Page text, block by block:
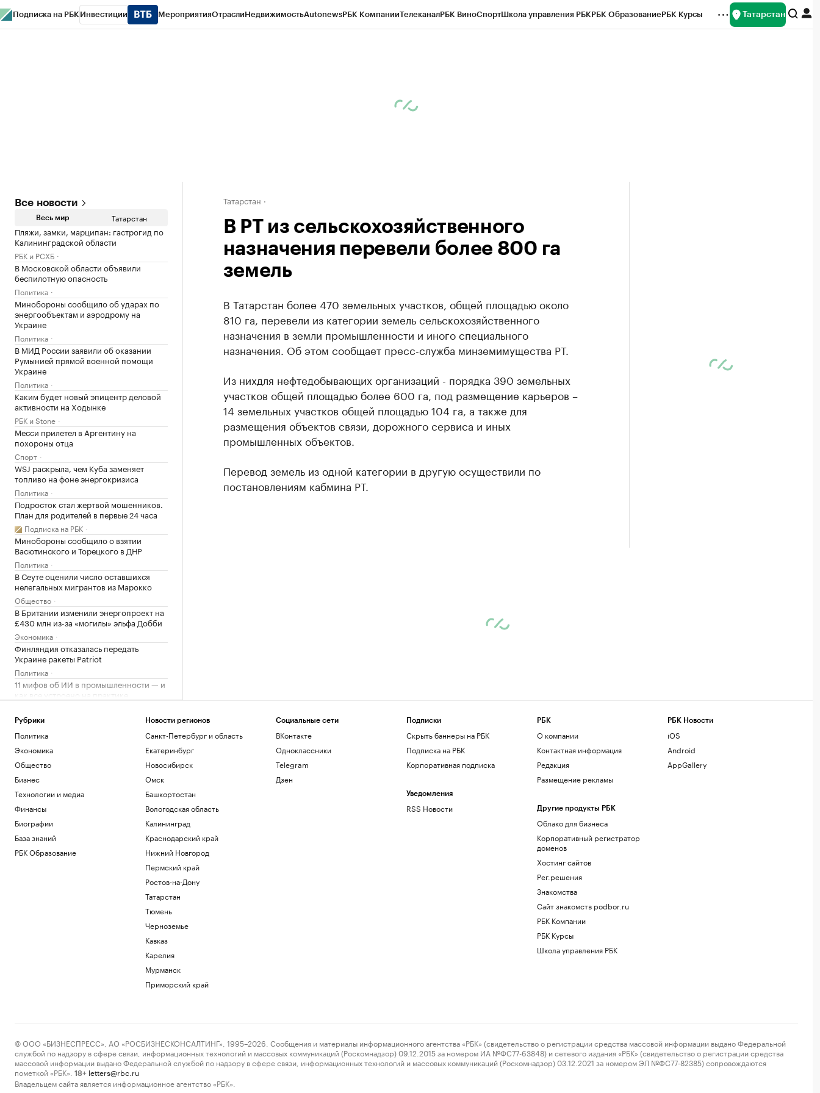
Подписка на РБК Инвестиции МероприятияОтраслиНедвижимостьAutonewsРБК КомпанииТелеканалРБК ВиноСпортШкола управления РБКРБК ОбразованиеРБК Курсы Татарстан
Все новости
Весь мир Татарстан
Пляжи, замки, марципан: гастрогид по
Калининградской области
РБК и РСХБ
В Московской области объявили
беспилотную опасность
Политика
Минобороны сообщило об ударах по
энергообъектам и аэродрому на
Украине
Политика
В МИД России заявили об оказании
Румынией прямой военной помощи
Украине
Политика
Каким будет новый эпицентр деловой
активности на Ходынке
РБК и Stone
Месси прилетел в Аргентину на
похороны отца
Спорт
WSJ раскрыла, чем Куба заменяет
топливо на фоне энергокризиса
Политика
Подросток стал жертвой мошенников.
План для родителей в первые 24 часа
Подписка на РБК
Минобороны сообщило о взятии
Васютинского и Торецкого в ДНР
Политика
В Сеуте оценили число оставшихся
нелегальных мигрантов из Марокко
Общество
В Британии изменили энергопроект на
£430 млн из-за «могилы» эльфа Добби
Экономика
Финляндия отказалась передать
Украине ракеты Patriot
Политика
11 мифов об ИИ в промышленности — и
СК возбудил дело о теракте после
атаки ВСУ на Белгород
С прокрастинацией меньше
зарабатывают и чаще болеют. Можно ли
ее победить
На западе Словакии объявили режим
ЧС из-за пожара на военном полигоне
Общество
В разные корзины: как сберечь
накопления в период турбулентности
В Белгороде повреждены около 30
Как за 6 недель настроить свой мозг на
жизнь мечты — идеи нейрохирурга
«Смерть Голливуда». Кто и как срывает
Татарстан
В РТ из сельскохозяйственного
назначения перевели более 800 га
земель
В Татарстан более 470 земельных участков, общей площадью около
810 га, перевели из категории земель сельскохозяйственного
назначения в земли промышленности и иного специального
назначения. Об этом сообщает пресс-служба минземимущества РТ.
Из нихдля нефтедобывающих организаций - порядка 390 земельных
участков общей площадью более 600 га, под размещение карьеров –
14 земельных участков общей площадью 104 га, а также для
размещения объектов связи, дорожного сервиса и иных
промышленных объектов.
Перевод земель из одной категории в другую осуществили по
постановлениям кабмина РТ.
Рубрики
Политика
Экономика
Общество
Бизнес
Технологии и медиа
Финансы
Биографии
База знаний
РБК Образование
Новости регионов
Санкт-Петербург и область
Екатеринбург
Новосибирск
Омск
Башкортостан
Вологодская область
Калининград
Краснодарский край
Нижний Новгород
Пермский край
Ростов-на-Дону
Татарстан
Тюмень
Черноземье
Кавказ
Карелия
Мурманск
Приморский край
Социальные сети
ВКонтакте
Одноклассники
Telegram
Дзен
Подписки
Скрыть баннеры на РБК
Подписка на РБК
Корпоративная подписка
Уведомления
RSS Новости
РБК
О компании
Контактная информация
Редакция
Размещение рекламы
Другие продукты РБК
Облако для бизнеса
Корпоративный регистратор
доменов
Хостинг сайтов
Рег.решения
Знакомства
Сайт знакомств podbor.ru
РБК Компании
РБК Курсы
Школа управления РБК
РБК Новости
iOS
Android
AppGallery
© ООО «БИЗНЕСПРЕСС», АО «РОСБИЗНЕСКОНСАЛТИНГ», 1995–2026. Сообщения и материалы информационного агентства «РБК» (свидетельство о регистрации средства массовой информации выдано Федеральной
службой по надзору в сфере связи, информационных технологий и массовых коммуникаций (Роскомнадзор) 09.12.2015 за номером ИА №ФС77-63848) и сетевого издания «РБК» (свидетельство о регистрации средства
массовой информации выдано Федеральной службой по надзору в сфере связи, информационных технологий и массовых коммуникаций (Роскомнадзор) 03.12.2021 за номером ЭЛ №ФС77-82385) сопровождаются
пометкой «РБК».
18+ letters@rbc.ru
Владельцем сайта является информационное агентство «РБК».